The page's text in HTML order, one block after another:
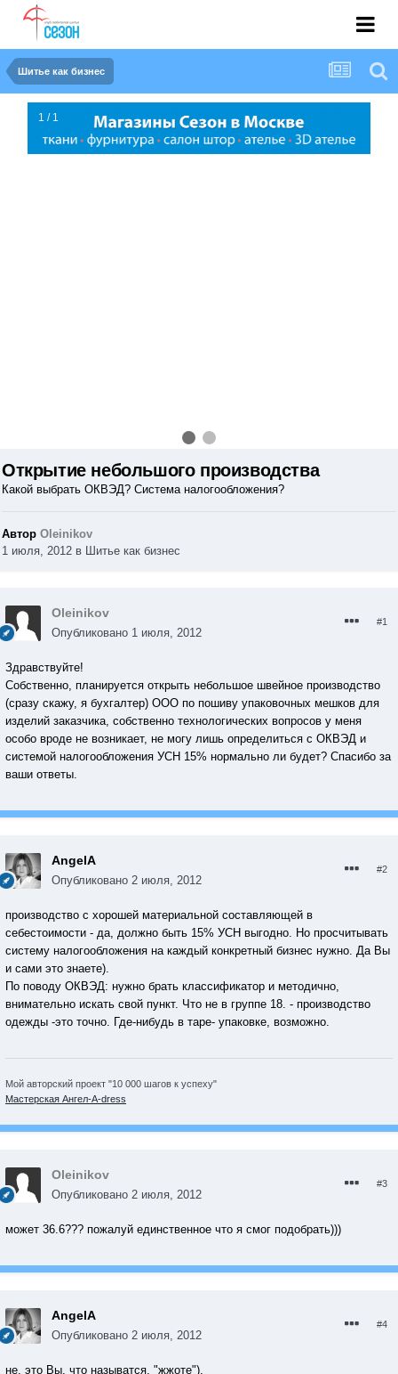
Шитье как бизнес
1 / 1
Открытие небольшого производства
Какой выбрать ОКВЭД? Система налогообложения?
Автор Oleinikov
1 июля, 2012 в Шитье как бизнес
Oleinikov
Опубликовано 1 июля, 2012
#1
Здравствуйте!
Собственно, планируется открыть небольшое швейное производство
(сразу скажу, я бухгалтер) ООО по пошиву упаковочных мешков для
изделий заказчика, собственно технологических вопросов у меня
особо вроде не возникает, не могу лишь определиться с ОКВЭД и
системой налогообложения УСН 15% нормально ли будет? Спасибо за
ваши ответы.
AngelA
Опубликовано 2 июля, 2012
#2
производство с хорошей материальной составляющей в
себестоимости - да, должно быть 15% УСН выгодно. Но просчитывать
систему налогообложения на каждый конкретный бизнес нужно. Да Вы
и сами это знаете).
По поводу ОКВЭД: нужно брать классификатор и методично,
внимательно искать свой пункт. Что не в группе 18. - производство
одежды -это точно. Где-нибудь в таре- упаковке, возможно.
Мой авторский проект "10 000 шагов к успеху"
Мастерская Ангел-А-dress
Oleinikov
Опубликовано 2 июля, 2012
#3
может 36.6??? пожалуй единственное что я смог подобрать)))
AngelA
Опубликовано 2 июля, 2012
#4
не, это Вы, что называтся, "жжоте").